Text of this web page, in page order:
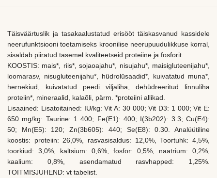
Täisväärtuslik ja tasakaalustatud erisööt täiskasvanud kassidele
neerufunktsiooni toetamiseks kroonilise neerupuudulikkuse korral,
sisaldab piiratud tasemel kvaliteetseid proteiine ja fosforit.
KOOSTIS: mais*, riis*, sojaoajahu*, nisujahu*, maisigluteenijahu*,
loomarasv, nisugluteenijahu*, hüdrolüsaadid*, kuivatatud muna*,
hernekiud, kuivatatud peedi viljaliha, dehüdreeritud linnuliha
proteiin*, mineraalid, kalaõli, pärm. *proteiini allikad.
Lisaained: Lisatoitained: IU/kg: Vit A: 30 000; Vit D3: 1 000; Vit E:
650 mg/kg: Taurine: 1 400; Fe(E1): 400; I(3b202): 3.3; Cu(E4):
50; Mn(E5): 120; Zn(3b605): 440; Se(E8): 0.30. Analüütiline
koostis: proteiin: 26,0%, rasvasisaldus: 12,0%, Toortuhk: 4,5%,
toorkiud: 3,0%, kaltsium: 0,6%, fosfor: 0,5%, naatrium: 0,2%,
kaalium: 0,8%, asendamatud rasvhapped: 1,25%.
TOITMISJUHEND: vt tabelist.